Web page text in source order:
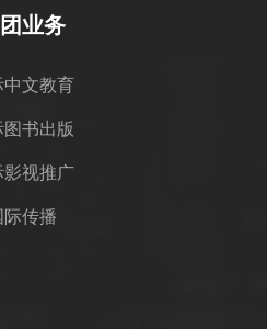
业务
中文教育
图书出版
影视推广
际传播